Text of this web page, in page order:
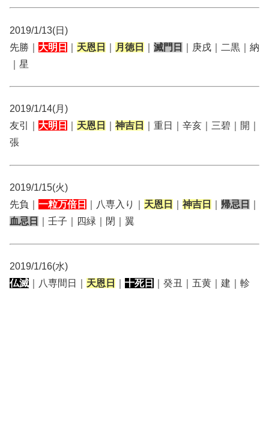
2019/1/13(日)
先勝｜ 大明日 天恩日 月徳日 滅門日
｜庚戌｜二黒｜納
｜星
2019/1/14(月)
友引｜ 大明日 天恩日 神吉日
｜重日｜辛亥｜三碧｜開｜
張
2019/1/15(火)
先負｜ 一粒万倍日 ｜八専入り｜ 天恩日 神吉日 帰忌日
血忌日
｜壬子｜四緑｜閉｜翼
2019/1/16(水)
仏滅 ｜八専間日｜ 天恩日 十死日 ｜癸丑｜五黄｜建｜軫